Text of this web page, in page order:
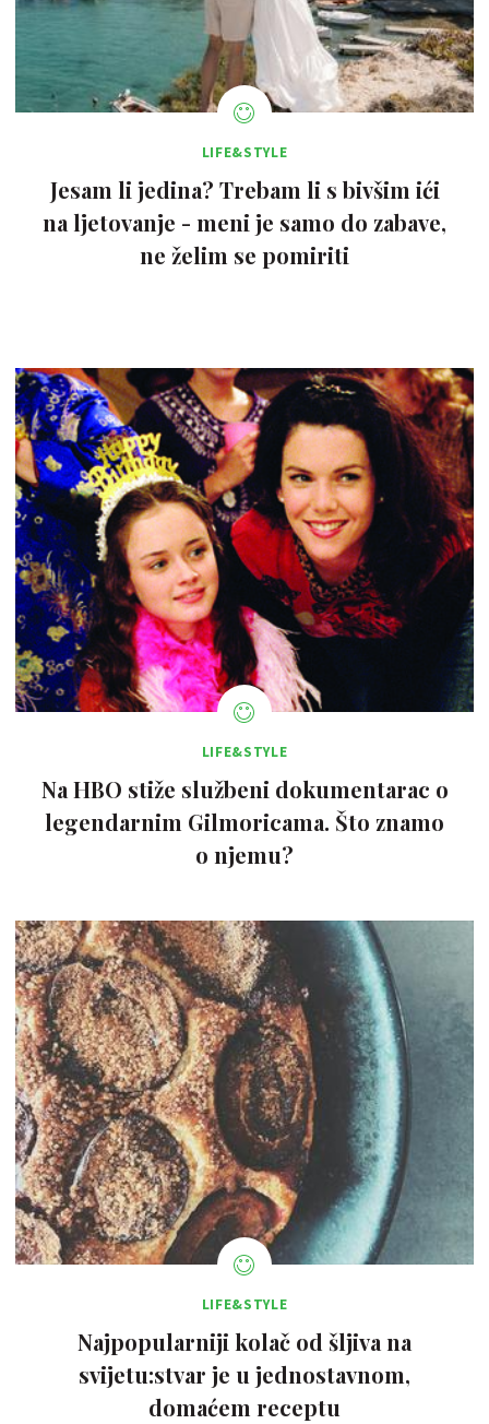
LIFE&STYLE
Jesam li jedina? Trebam li s bivšim ići
na ljetovanje - meni je samo do zabave,
ne želim se pomiriti
LIFE&STYLE
Na HBO stiže službeni dokumentarac o
legendarnim Gilmoricama. Što znamo
o njemu?
LIFE&STYLE
Najpopularniji kolač od šljiva na
svijetu:stvar je u jednostavnom,
domaćem receptu